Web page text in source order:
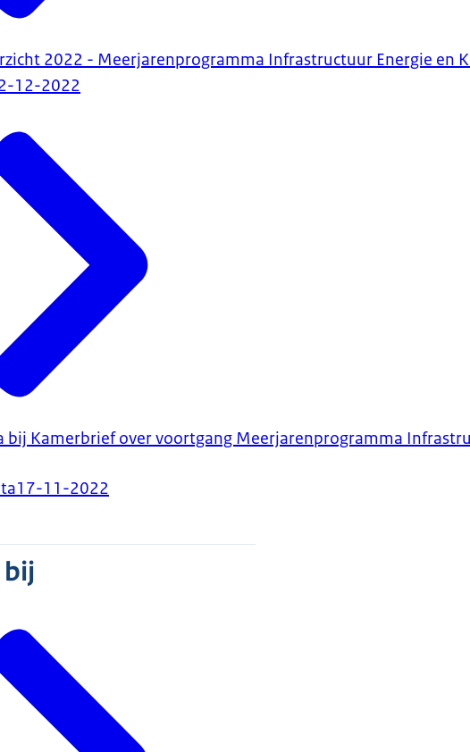
2022 - Meerjarenprogramma Infrastructuur Energie en
12-2022
bij Kamerbrief over voortgang Meerjarenprogramma
17-11-2022